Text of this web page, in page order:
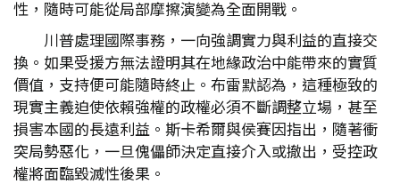
性，隨時可能從局部摩擦演變為全面開戰。
川普處理國際事務，一向強調實力與利益的直接交
換。如果受援方無法證明其在地緣政治中能帶來的實質
價值，支持便可能隨時終止。布雷默認為，這種極致的
現實主義迫使依賴強權的政權必須不斷調整立場，甚至
損害本國的長遠利益。斯卡希爾與侯賽因指出，隨著衝
突局勢惡化，一旦傀儡師決定直接介入或撤出，受控政
權將面臨毀滅性後果。